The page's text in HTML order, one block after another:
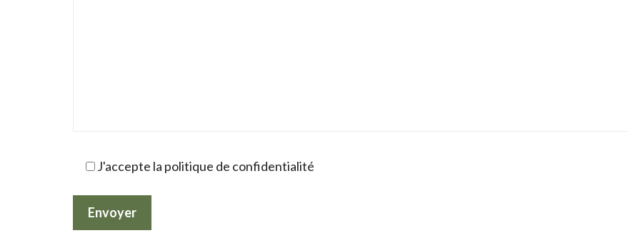
J'accepte la politique de confidentialité